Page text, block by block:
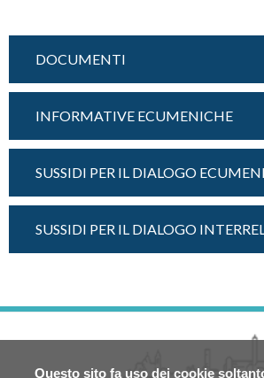
Questo sito fa uso dei cookie
DOCUMENTI
INFORMATIVE ECUMENICHE
SUSSIDI PER IL DIALOGO
SUSSIDI PER IL DIALOGO